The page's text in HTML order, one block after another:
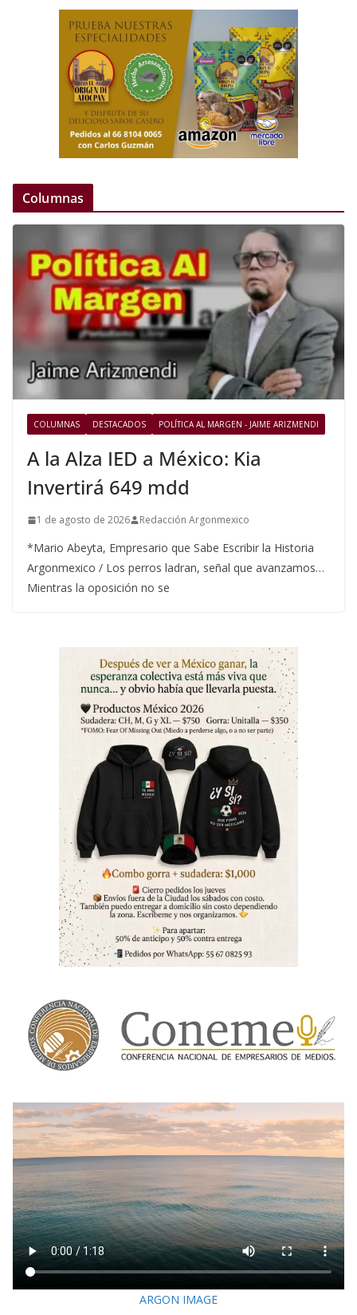
Columnas
COLUMNAS DESTACADOS POLÍTICA AL MARGEN - JAIME ARIZMENDI
A la Alza IED a México: Kia
Invertirá 649 mdd
1 de agosto de 2026 Redacción Argonmexico
*Mario Abeyta, Empresario que Sabe Escribir la Historia
Argonmexico / Los perros ladran, señal que avanzamos…
Mientras la oposición no se
ARGON IMAGE